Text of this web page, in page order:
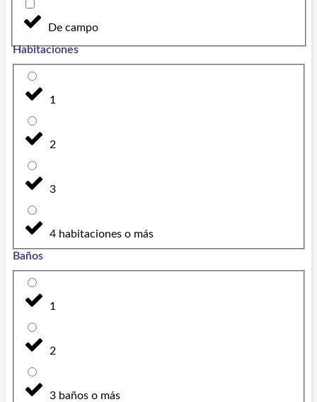
De campo
Habitaciones
1
2
3
4 habitaciones o más
Baños
1
2
3 baños o más